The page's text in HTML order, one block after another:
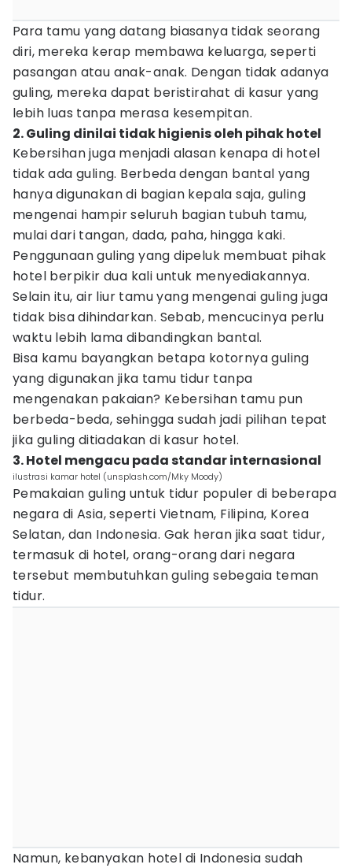
Para tamu yang datang biasanya tidak seorang
diri, mereka kerap membawa keluarga, seperti
pasangan atau anak-anak. Dengan tidak adanya
guling, mereka dapat beristirahat di kasur yang
lebih luas tanpa merasa kesempitan.
2. Guling dinilai tidak higienis oleh pihak hotel
Kebersihan juga menjadi alasan kenapa di hotel
tidak ada guling. Berbeda dengan bantal yang
hanya digunakan di bagian kepala saja, guling
mengenai hampir seluruh bagian tubuh tamu,
mulai dari tangan, dada, paha, hingga kaki.
Penggunaan guling yang dipeluk membuat pihak
hotel berpikir dua kali untuk menyediakannya.
Selain itu, air liur tamu yang mengenai guling juga
tidak bisa dihindarkan. Sebab, mencucinya perlu
waktu lebih lama dibandingkan bantal.
Bisa kamu bayangkan betapa kotornya guling
yang digunakan jika tamu tidur tanpa
mengenakan pakaian? Kebersihan tamu pun
berbeda-beda, sehingga sudah jadi pilihan tepat
jika guling ditiadakan di kasur hotel.
3. Hotel mengacu pada standar internasional
ilustrasi kamar hotel (unsplash.com/Mky Moody)
Pemakaian guling untuk tidur populer di beberapa
negara di Asia, seperti Vietnam, Filipina, Korea
Selatan, dan Indonesia. Gak heran jika saat tidur,
termasuk di hotel, orang-orang dari negara
tersebut membutuhkan guling sebegaia teman
tidur.
Namun, kebanyakan hotel di Indonesia sudah